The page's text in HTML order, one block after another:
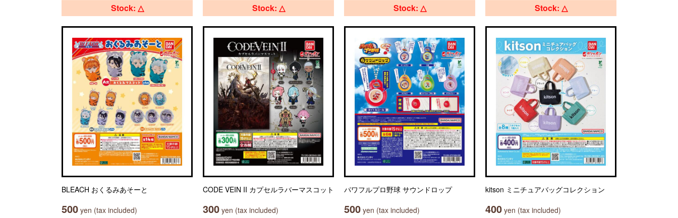
Stock: △
BLEACH おくるみあそーと
500 yen (tax included)
Stock: △
CODE VEIN II カプセルラバーマスコット
300 yen (tax included)
Stock: △
パワフルプロ野球 サウンドロップ
500 yen (tax included)
Stock: △
kitson ミニチュアバッグコレクション
400 yen (tax included)